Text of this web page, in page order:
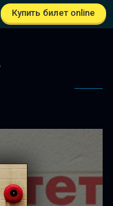
Купить билет online